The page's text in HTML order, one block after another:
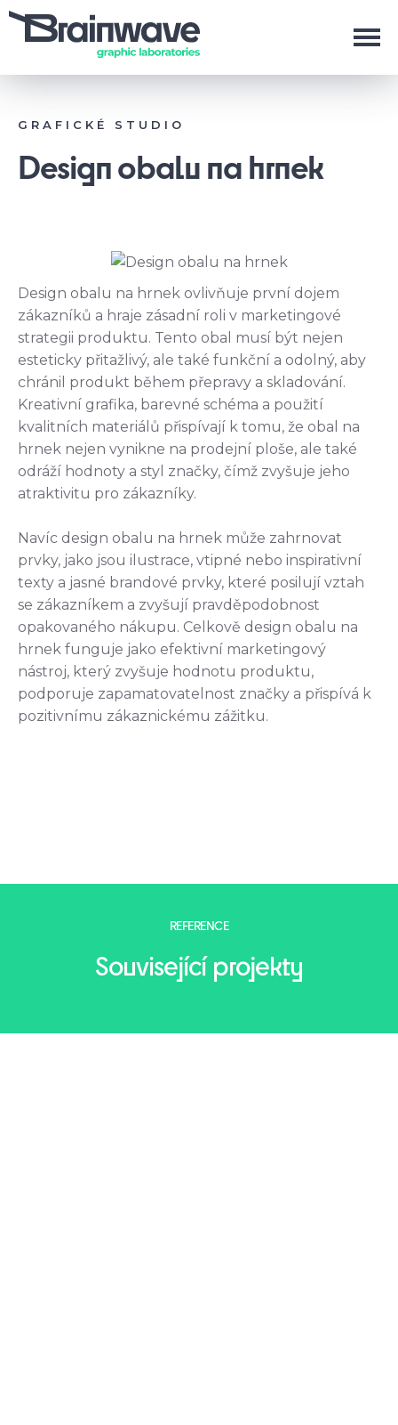
GRAFICKÉ STUDIO
Design obalu na hrnek
Design obalu na hrnek ovlivňuje první dojem
zákazníků a hraje zásadní roli v marketingové
strategii produktu. Tento obal musí být nejen
esteticky přitažlivý, ale také funkční a odolný, aby
chránil produkt během přepravy a skladování.
Kreativní grafika, barevné schéma a použití
kvalitních materiálů přispívají k tomu, že obal na
hrnek nejen vynikne na prodejní ploše, ale také
odráží hodnoty a styl značky, čímž zvyšuje jeho
atraktivitu pro zákazníky.
Navíc design obalu na hrnek může zahrnovat
prvky, jako jsou ilustrace, vtipné nebo inspirativní
texty a jasné brandové prvky, které posilují vztah
se zákazníkem a zvyšují pravděpodobnost
opakovaného nákupu. Celkově design obalu na
hrnek funguje jako efektivní marketingový
nástroj, který zvyšuje hodnotu produktu,
podporuje zapamatovatelnost značky a přispívá k
pozitivnímu zákaznickému zážitku.
REFERENCE
Související projekty